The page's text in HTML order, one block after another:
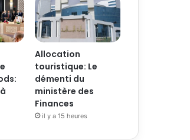
Allocation
touristique: Le
démenti du
ministère des
Finances
il y a 15 heures